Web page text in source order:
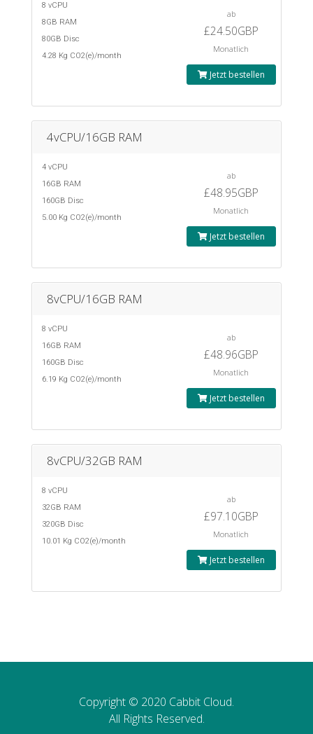
8 vCPU
8GB RAM
80GB Disc
4.28 Kg CO2(e)/month
ab
£24.50GBP
Monatlich
Jetzt bestellen
4vCPU/16GB RAM
4 vCPU
16GB RAM
160GB Disc
5.00 Kg CO2(e)/month
ab
£48.95GBP
Monatlich
Jetzt bestellen
8vCPU/16GB RAM
8 vCPU
16GB RAM
160GB Disc
6.19 Kg CO2(e)/month
ab
£48.96GBP
Monatlich
Jetzt bestellen
8vCPU/32GB RAM
8 vCPU
32GB RAM
320GB Disc
10.01 Kg CO2(e)/month
ab
£97.10GBP
Monatlich
Jetzt bestellen
Copyright © 2020 Cabbit Cloud.
All Rights Reserved.